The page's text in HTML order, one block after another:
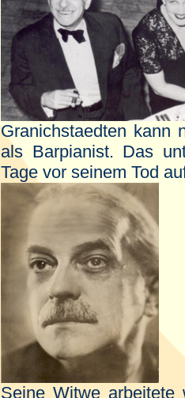
Granichstaedten kann
als Barpianist. Das
Tage vor seinem Tod
Seine Witwe